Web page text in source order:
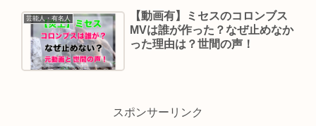
芸能人・有名人
【動画有】ミセスのコロンブス
MVは誰が作った？なぜ止めなか
った理由は？世間の声！
スポンサーリンク